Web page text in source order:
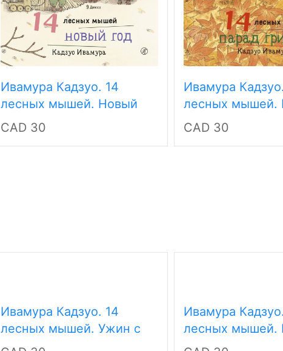
Ивамура Кадзуо. 14
лесных мышей. Новый
год
CAD 30
Ивамура
лесных мышей.
грибов
CAD 30
Ивамура Кадзуо. 14
лесных мышей. Ужин с
луной
Ивамура
лесных мышей.
год